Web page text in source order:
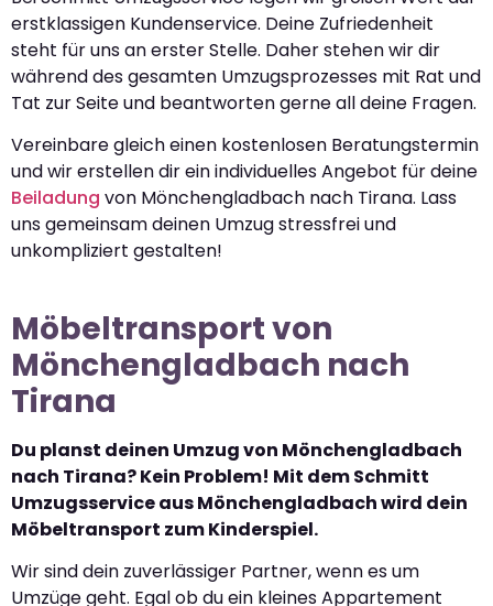
erstklassigen Kundenservice. Deine Zufriedenheit
steht für uns an erster Stelle. Daher stehen wir dir
während des gesamten Umzugsprozesses mit Rat und
Tat zur Seite und beantworten gerne all deine Fragen.
Vereinbare gleich einen kostenlosen Beratungstermin
und wir erstellen dir ein individuelles Angebot für deine
Beiladung von Mönchengladbach nach Tirana. Lass
uns gemeinsam deinen Umzug stressfrei und
unkompliziert gestalten!
Möbeltransport von
Mönchengladbach nach
Tirana
Du planst deinen Umzug von Mönchengladbach
nach Tirana? Kein Problem! Mit dem Schmitt
Umzugsservice aus Mönchengladbach wird dein
Möbeltransport zum Kinderspiel.
Wir sind dein zuverlässiger Partner, wenn es um
Umzüge geht. Egal ob du ein kleines Appartement